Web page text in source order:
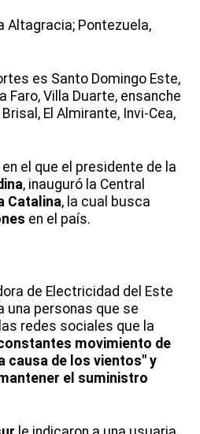
Altagracia; Pontezuela,
es Santo Domingo Este,
Faro, Villa Duarte, ensanche
El Almirante, Invi-Cea,
el que el presidente de la
, inauguró la Central
Catalina, la cual busca
en el país.
de Electricidad del Este
una personas que se
redes sociales que la
movimiento de
causa de los vientos" y
el suministro